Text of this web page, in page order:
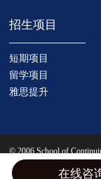
招生项目
短期项目
留学项目
雅思提升
在线咨